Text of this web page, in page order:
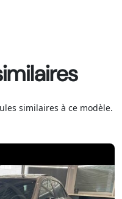
similaires à ce modèle.